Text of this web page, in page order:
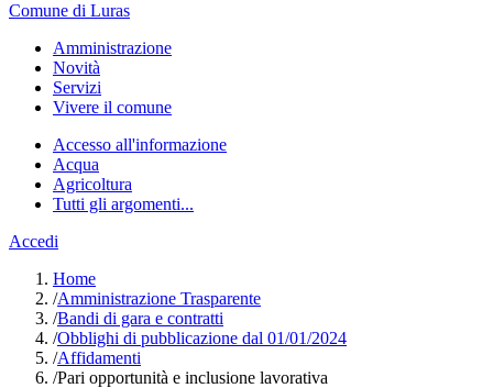
Comune di Luras
Amministrazione
Novità
Servizi
Vivere il comune
Accesso all'informazione
Acqua
Agricoltura
Tutti gli argomenti...
Accedi
Home
/Amministrazione Trasparente
/Bandi di gara e contratti
/Obblighi di pubblicazione dal 01/01/2024
/Affidamenti
/Pari opportunità e inclusione lavorativa